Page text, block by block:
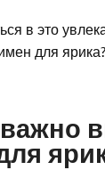
в это
для